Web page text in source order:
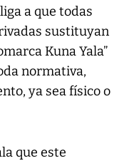
a que todas
sustituyan
Kuna Yala”
normativa,
ya sea físico o
que este